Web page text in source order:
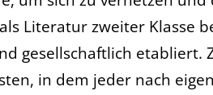
Literatur zweiter Klasse
gesellschaftlich etabliert.
in dem jeder nach